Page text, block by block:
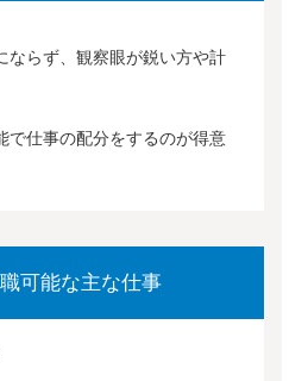
ならず、観察眼が鋭い方や計
で仕事の配分をするのが得意
可能な主な仕事